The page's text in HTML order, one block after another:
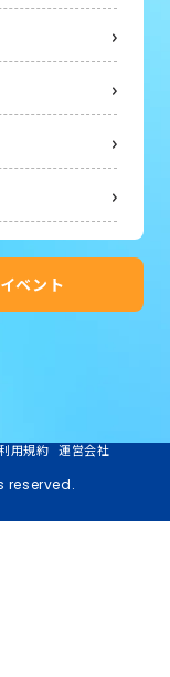
イベント
reserved.
用規約 運営会社